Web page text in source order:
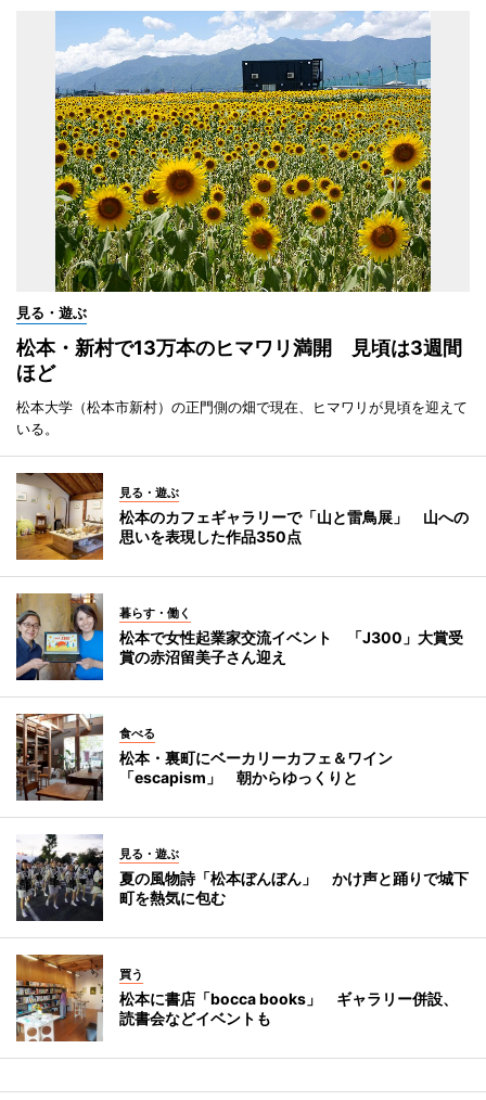
見る・遊ぶ
松本・新村で13万本のヒマワリ満開 見頃は3週間
ほど
松本大学（松本市新村）の正門側の畑で現在、ヒマワリが見頃を迎えて
いる。
見る・遊ぶ
松本のカフェギャラリーで「山と雷鳥展」 山への
思いを表現した作品350点
暮らす・働く
松本で女性起業家交流イベント 「J300」大賞受
賞の赤沼留美子さん迎え
食べる
松本・裏町にベーカリーカフェ＆ワイン
「escapism」 朝からゆっくりと
見る・遊ぶ
夏の風物詩「松本ぼんぼん」 かけ声と踊りで城下
町を熱気に包む
買う
松本に書店「bocca books」 ギャラリー併設、
読書会などイベントも